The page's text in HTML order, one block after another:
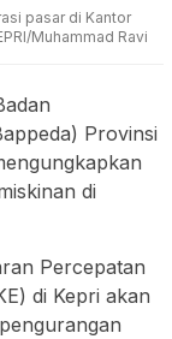
pasar di Kantor
Muhammad Ravi
Provinsi
di
Percepatan
di Kepri akan